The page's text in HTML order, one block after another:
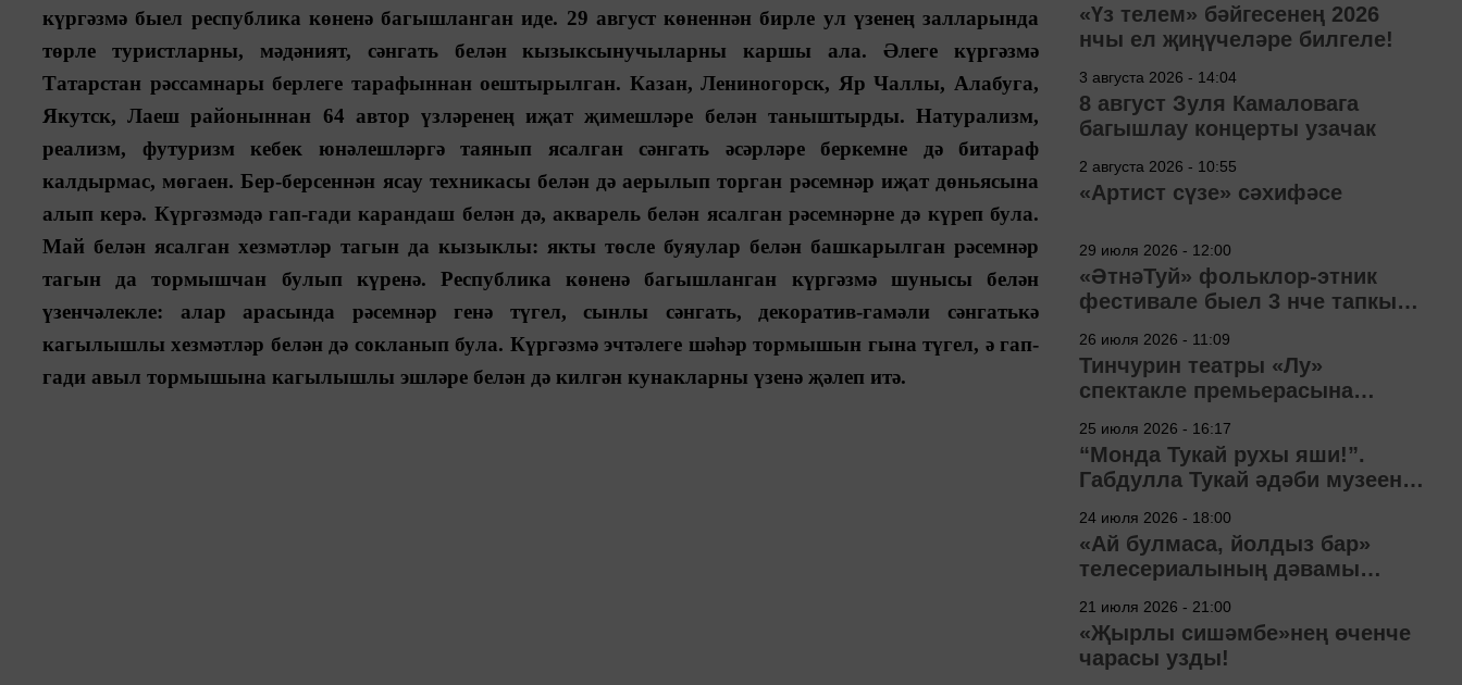
күргәзмә быел республика көненә багышланган иде. 29 август көненнән бирле ул үзенең залларында
төрле туристларны, мәдәният, сәнгать белән кызыксынучыларны каршы ала. Әлеге күргәзмә
Татарстан рәссамнары берлеге тарафыннан оештырылган. Казан, Лениногорск, Яр Чаллы, Алабуга,
Якутск, Лаеш районыннан 64 автор үзләренең иҗат җимешләре белән таныштырды. Натурализм,
реализм, футуризм кебек юнәлешләргә таянып ясалган сәнгать әсәрләре беркемне дә битараф
калдырмас, мөгаен. Бер-берсеннән ясау техникасы белән дә аерылып торган рәсемнәр иҗат дөньясына
алып керә. Күргәзмәдә гап-гади карандаш белән дә, акварель белән ясалган рәсемнәрне дә күреп була.
Май белән ясалган хезмәтләр тагын да кызыклы: якты төсле буяулар белән башкарылган рәсемнәр
тагын да тормышчан булып күренә. Республика көненә багышланган күргәзмә шунысы белән
үзенчәлекле: алар арасында рәсемнәр генә түгел, сынлы сәнгать, декоратив-гамәли сәнгатькә
кагылышлы хезмәтләр белән дә сокланып була. Күргәзмә эчтәлеге шәһәр тормышын гына түгел, ә гап-
гади авыл тормышына кагылышлы эшләре белән дә килгән кунакларны үзенә җәлеп итә.
«Үз телем» бәйгесенең 2026
нчы ел җиңүчеләре билгеле!
3 августа 2026 - 14:04
8 август Зуля Камаловага
багышлау концерты узачак
2 августа 2026 - 10:55
«Артист сүзе» сәхифәсе
29 июля 2026 - 12:00
«ӘтнәТуй» фольклор-этник
фестивале быел 3 нче тапкыр
26 июля 2026 - 11:09
Тинчурин театры «Лу»
спектакле премьерасына
25 июля 2026 - 16:17
“Монда Тукай рухы яши!”.
Габдулла Тукай әдәби музеена
24 июля 2026 - 18:00
«Ай булмаса, йолдыз бар»
телесериалының дәвамы
21 июля 2026 - 21:00
«Җырлы сишәмбе»нең өченче
чарасы узды!